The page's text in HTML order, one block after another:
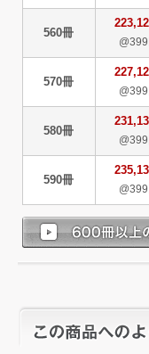
560冊
570冊
580冊
590冊